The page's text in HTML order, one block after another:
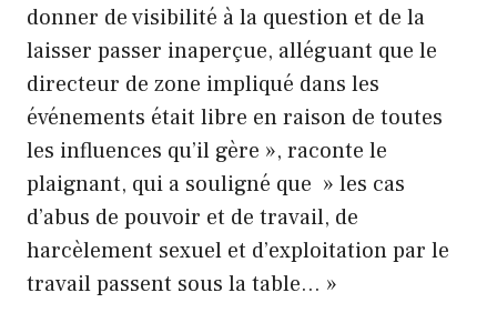
donner de visibilité à la question et de la
laisser passer inaperçue, alléguant que le
directeur de zone impliqué dans les
événements était libre en raison de toutes
les influences qu’il gère », raconte le
plaignant, qui a souligné que » les cas
d’abus de pouvoir et de travail, de
harcèlement sexuel et d’exploitation par le
travail passent sous la table… »